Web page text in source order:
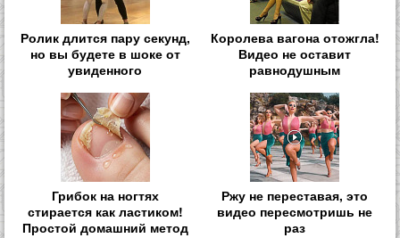
Ролик длится пару секунд,
но вы будете в шоке от
увиденного
Королева вагона отожгла!
Видео не оставит
равнодушным
Грибок на ногтях
стирается как ластиком!
Простой домашний метод
Ржу не переставая, это
видео пересмотришь не
раз